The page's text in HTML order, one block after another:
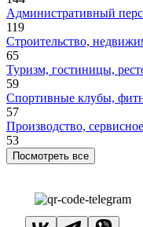
Административный
119
Строительство,
65
Туризм, гостиницы,
59
Спортивные клубы,
57
Производство,
53
Посмотреть все